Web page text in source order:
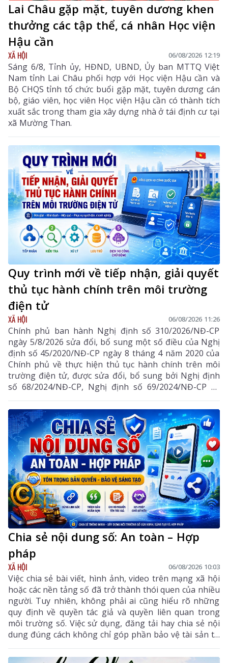
Lai Châu gặp mặt, tuyên dương khen
thưởng các tập thể, cá nhân Học viện
Hậu cần
XÃ HỘI 06/08/2026 12:19
Sáng 6/8, Tỉnh ủy, HĐND, UBND, Ủy ban MTTQ Việt
Nam tỉnh Lai Châu phối hợp với Học viện Hậu cần và
Bộ CHQS tỉnh tổ chức buổi gặp mặt, tuyên dương cán
bộ, giáo viên, học viên Học viện Hậu cần có thành tích
xuất sắc trong tham gia xây dựng nhà ở tái định cư tại
xã Mường Than.
Quy trình mới về tiếp nhận, giải quyết
thủ tục hành chính trên môi trường
điện tử
XÃ HỘI 06/08/2026 11:26
Chính phủ ban hành Nghị định số 310/2026/NĐ-CP
ngày 5/8/2026 sửa đổi, bổ sung một số điều của Nghị
định số 45/2020/NĐ-CP ngày 8 tháng 4 năm 2020 của
Chính phủ về thực hiện thủ tục hành chính trên môi
trường điện tử, được sửa đổi, bổ sung bởi Nghị định
số 68/2024/NĐ-CP, Nghị định số 69/2024/NĐ-CP và
Nghị định số 118/2025/NĐ-CP.
Chia sẻ nội dung số: An toàn – Hợp
pháp
XÃ HỘI 06/08/2026 10:03
Việc chia sẻ bài viết, hình ảnh, video trên mạng xã hội
hoặc các nền tảng số đã trở thành thói quen của nhiều
người. Tuy nhiên, không phải ai cũng hiểu rõ những
quy định về quyền tác giả và quyền liên quan trong
môi trường số. Việc sử dụng, đăng tải hay chia sẻ nội
dung đúng cách không chỉ góp phần bảo vệ tài sản trí
tuệ của tác giả, mà còn giúp mỗi cá nhân tránh những
vi phạm pháp luật khi tham gia không gian mạng.